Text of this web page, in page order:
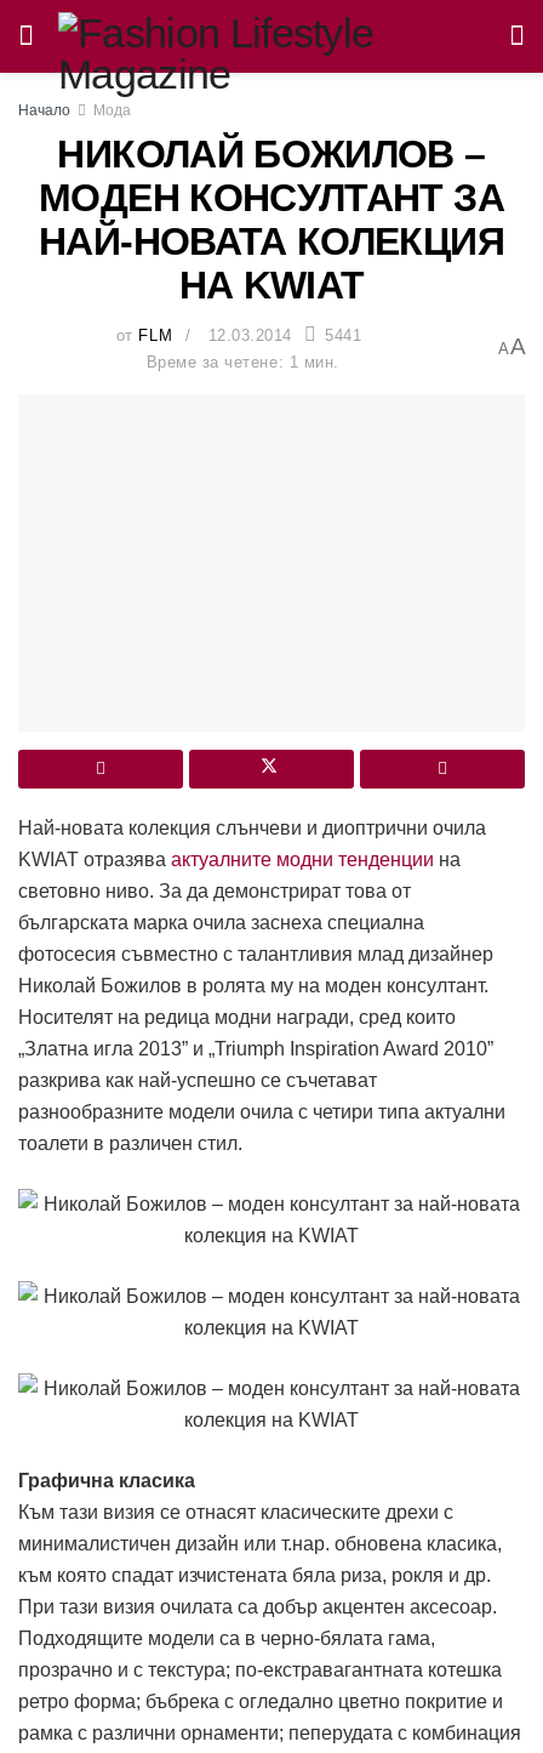
Начало Мода
НИКОЛАЙ БОЖИЛОВ –
МОДЕН КОНСУЛТАНТ ЗА
НАЙ-НОВАТА КОЛЕКЦИЯ
НА KWIAT
от FLM 12.03.2014
5441
Време за четене: 1 мин.
AA
Най-новата колекция слънчеви и диоптрични очила
KWIAT отразява актуалните модни тенденции на
световно ниво. За да демонстрират това от
българската марка очила заснеха специална
фотосесия съвместно с талантливия млад дизайнер
Николай Божилов в ролята му на моден консултант.
Носителят на редица модни награди, сред които
„Златна игла 2013” и „Triumph Inspiration Award 2010”
разкрива как най-успешно се съчетават
разнообразните модели очила с четири типа актуални
тоалети в различен стил.
Графична класика
Към тази визия се отнасят класическите дрехи с
минималистичен дизайн или т.нар. обновена класика,
към която спадат изчистената бяла риза, рокля и др.
При тази визия очилата са добър акцентен аксесоар.
Подходящите модели са в черно-бялата гама,
прозрачно и с текстура; по-екстравагантната котешка
ретро форма; бъбрека с огледално цветно покритие и
рамка с различни орнаменти; пеперудата с комбинация